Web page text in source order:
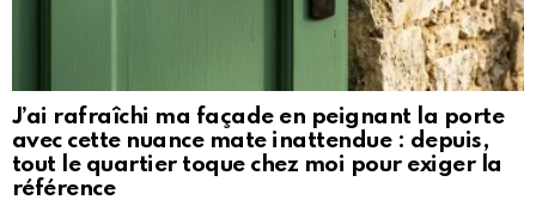
J’ai rafraîchi ma façade en peignant la porte
avec cette nuance mate inattendue : depuis,
tout le quartier toque chez moi pour exiger la
référence